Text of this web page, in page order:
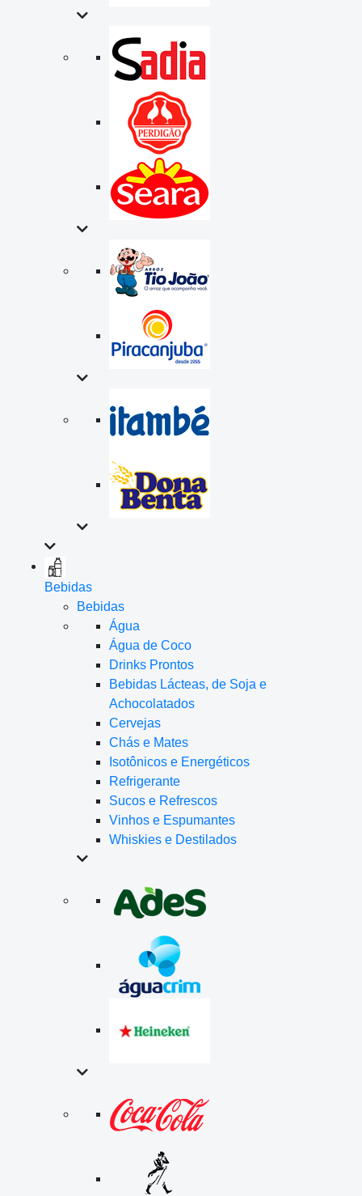
Bebidas
Bebidas
Água
Água de Coco
Drinks Prontos
Bebidas Lácteas, de Soja e
Achocolatados
Cervejas
Chás e Mates
Isotônicos e Energéticos
Refrigerante
Sucos e Refrescos
Vinhos e Espumantes
Whiskies e Destilados